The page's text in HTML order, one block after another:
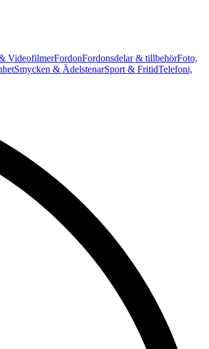
VideofilmerFordonFordonsdelar & tillbehörFoto,
Smycken & ÄdelstenarSport & FritidTelefoni,